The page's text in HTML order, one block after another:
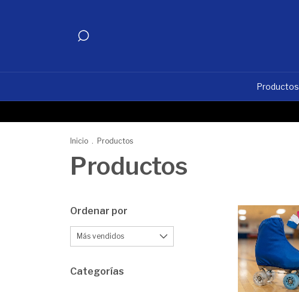
Productos
Inicio . Productos
Productos
Ordenar por
Categorías